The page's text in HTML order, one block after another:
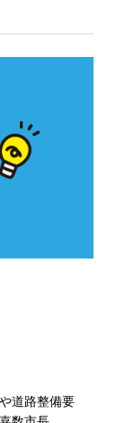
道路整備要